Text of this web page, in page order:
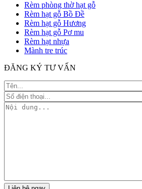
Rèm phòng thờ hạt gỗ
Rèm hạt gỗ Bồ Đề
Rèm hạt gỗ Hương
Rèm hạt gỗ Pơ mu
Rèm hạt nhựa
Mành tre trúc
ĐĂNG KÝ TƯ VẤN